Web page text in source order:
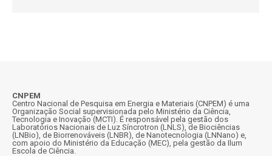
CNPEM
Centro Nacional de Pesquisa em Energia e Materiais (CNPEM) é uma
Organização Social supervisionada pelo Ministério da Ciência,
Tecnologia e Inovação (MCTI). É responsável pela gestão dos
Laboratórios Nacionais de Luz Síncrotron (LNLS), de Biociências
(LNBio), de Biorrenováveis (LNBR), de Nanotecnologia (LNNano) e,
com apoio do Ministério da Educação (MEC), pela gestão da Ilum
Escola de Ciência.